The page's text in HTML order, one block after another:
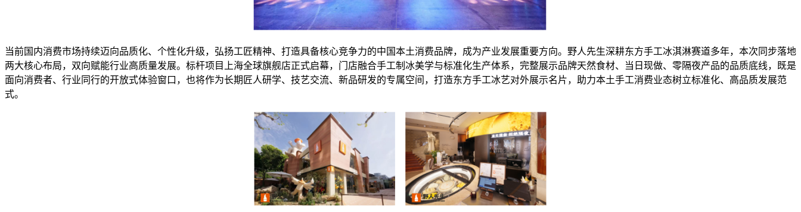
当前国内消费市场持续迈向品质化、个性化升级，弘扬工匠精神、打造具备核心竞争力的中国本土消费品牌，成为产业发展重要方向。野人先生深耕东方手工冰淇淋赛道多年，本次同步落地
两大核心布局，双向赋能行业高质量发展。标杆项目上海全球旗舰店正式启幕，门店融合手工制冰美学与标准化生产体系，完整展示品牌天然食材、当日现做、零隔夜产品的品质底线，既是
面向消费者、行业同行的开放式体验窗口，也将作为长期匠人研学、技艺交流、新品研发的专属空间，打造东方手工冰艺对外展示名片，助力本土手工消费业态树立标准化、高品质发展范
式。